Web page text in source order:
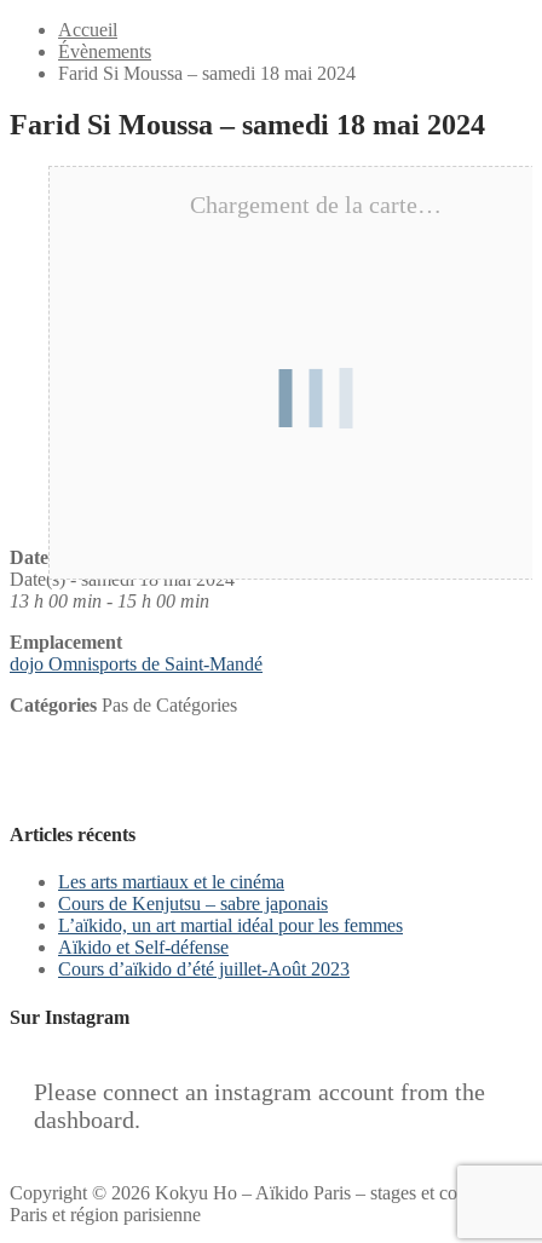
Accueil
Évènements
Farid Si Moussa – samedi 18 mai 2024
Farid Si Moussa – samedi 18 mai 2024
Chargement de la carte…
Date / Heure
Date(s) - samedi 18 mai 2024
13 h 00 min - 15 h 00 min
Emplacement
dojo Omnisports de Saint-Mandé
Catégories Pas de Catégories
Articles récents
Les arts martiaux et le cinéma
Cours de Kenjutsu – sabre japonais
L’aïkido, un art martial idéal pour les femmes
Aïkido et Self-défense
Cours d’aïkido d’été juillet-Août 2023
Sur Instagram
Please connect an instagram account from the
dashboard.
Copyright © 2026 Kokyu Ho – Aïkido Paris – stages et cours à
Paris et région parisienne